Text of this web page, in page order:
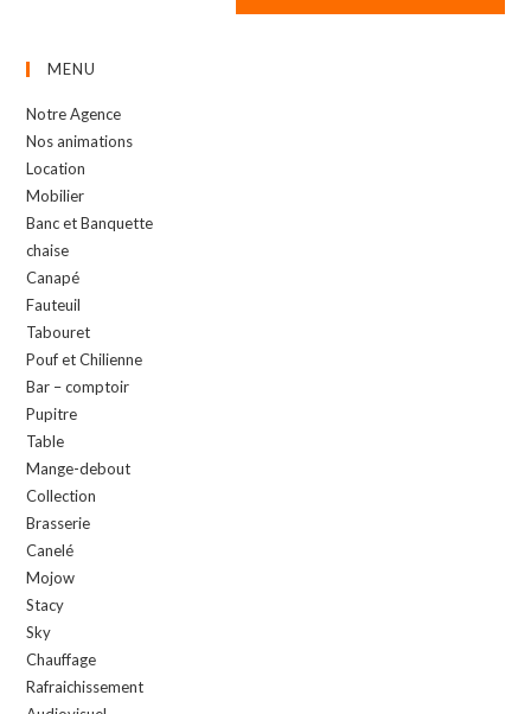
MENU
Notre Agence
Nos animations
Location
Mobilier
Banc et Banquette
chaise
Canapé
Fauteuil
Tabouret
Pouf et Chilienne
Bar – comptoir
Pupitre
Table
Mange-debout
Collection
Brasserie
Canelé
Mojow
Stacy
Sky
Chauffage
Rafraichissement